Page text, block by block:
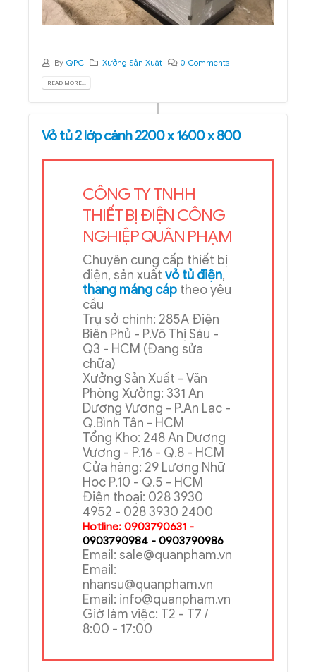
By QPC Xưởng Sản Xuất 0 Comments
READ MORE...
Vỏ tủ 2 lớp cánh 2200 x 1600 x 800
CÔNG TY TNHH
THIẾT BỊ ĐIỆN CÔNG
NGHIỆP QUÂN PHẠM
Chuyên cung cấp thiết bị
điện, sản xuấtvỏ tủ điện,
thang máng cáp theo yêu
cầu
Trụ sở chính: 285A Điện
Biên Phủ - P.Võ Thị Sáu -
Q3 - HCM (Đang sửa
chữa)
Xưởng Sản Xuất - Văn
Phòng Xưởng: 331 An
Dương Vương - P.An Lạc -
Q.Bình Tân - HCM
Tổng Kho: 248 An Dương
Vương - P.16 - Q.8 - HCM
Cửa hàng: 29 Lương Nhữ
Học P.10 - Q.5 - HCM
Điện thoại: 028 3930
4952 - 028 3930 2400
Hotline: 0903790631 -
0903790984 - 0903790986
Email: sale@quanpham.vn
Email:
nhansu@quanpham.vn
Email: info@quanpham.vn
Giờ làm việc: T2 - T7 /
8:00 - 17:00